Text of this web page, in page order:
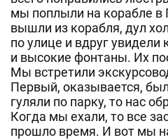
мы поплыли на корабле
вышли из корабля, дул
по улице и вдруг увидели
и высокие фонтаны. Их
Мы встретили
Первый, оказывается,
гуляли по парку, то нас
Когда мы ехали, то все
прошло время. И вот мы